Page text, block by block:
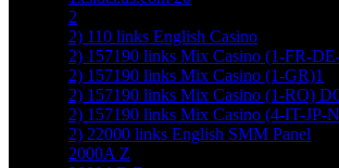
2
2) 110 links English Casino
2) 157190 links Mix Casino (1-FR-
2) 157190 links Mix Casino (1-GR)1
2) 157190 links Mix Casino (1-RO)
2) 157190 links Mix Casino (4-IT-JP-
2) 22000 links English SMM Panel
2000A Z